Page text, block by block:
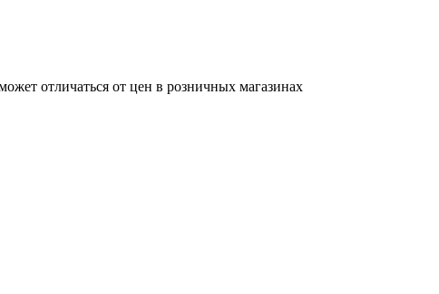
отличаться от цен в розничных магазинах